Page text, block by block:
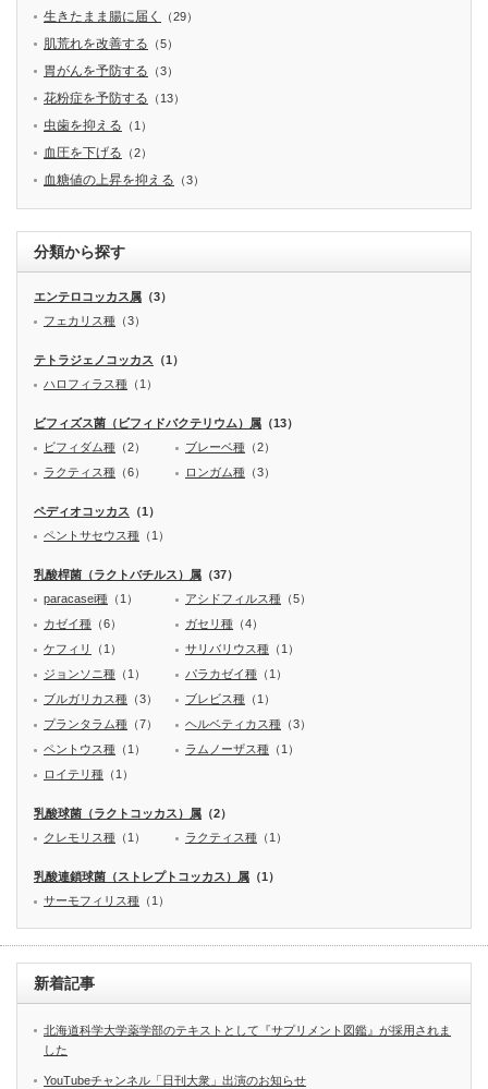
生きたまま腸に届く （29）
肌荒れを改善する （5）
胃がんを予防する （3）
花粉症を予防する （13）
虫歯を抑える （1）
血圧を下げる （2）
血糖値の上昇を抑える （3）
分類から探す
エンテロコッカス属 （3）
フェカリス種 （3）
テトラジェノコッカス （1）
ハロフィラス種 （1）
ビフィズス菌（ビフィドバクテリウム）属 （13）
ビフィダム種 （2） ブレーベ種 （2）
ラクティス種 （6） ロンガム種 （3）
ペディオコッカス （1）
ペントサセウス種 （1）
乳酸桿菌（ラクトバチルス）属 （37）
paracasei種 （1） アシドフィルス種 （5）
カゼイ種 （6） ガセリ種 （4）
ケフィリ
（1） サリバリウス種 （1）
ジョンソニ種 （1） パラカゼイ種 （1）
ブルガリカス種 （3） ブレビス種 （1）
プランタラム種 （7） ヘルベティカス種 （3）
ペントウス種 （1） ラムノーザス種 （1）
ロイテリ種 （1）
乳酸球菌（ラクトコッカス）属 （2）
クレモリス種 （1） ラクティス種 （1）
乳酸連鎖球菌（ストレプトコッカス）属 （1）
サーモフィリス種 （1）
新着記事
北海道科学大学薬学部のテキストとして『サプリメント図鑑』が採用されま
した
YouTubeチャンネル「日刊大衆」出演のお知らせ